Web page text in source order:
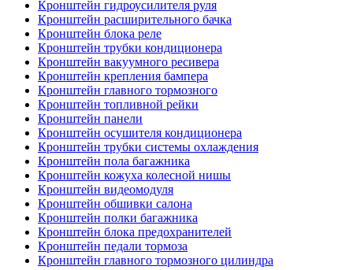
Кронштейн гидроусилителя руля
Кронштейн расширительного бачка
Кронштейн блока реле
Кронштейн трубки кондиционера
Кронштейн вакуумного ресивера
Кронштейн крепления бампера
Кронштейн главного тормозного
Кронштейн топливной рейки
Кронштейн панели
Кронштейн осушителя кондиционера
Кронштейн трубки системы охлаждения
Кронштейн пола багажника
Кронштейн кожуха колесной нишы
Кронштейн видеомодуля
Кронштейн обшивки салона
Кронштейн полки багажника
Кронштейн блока предохранителей
Кронштейн педали тормоза
Кронштейн главного тормозного цилиндра